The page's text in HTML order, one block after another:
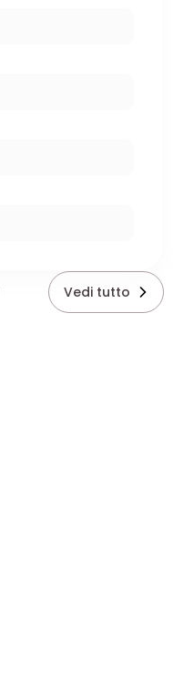
Vedi tutto